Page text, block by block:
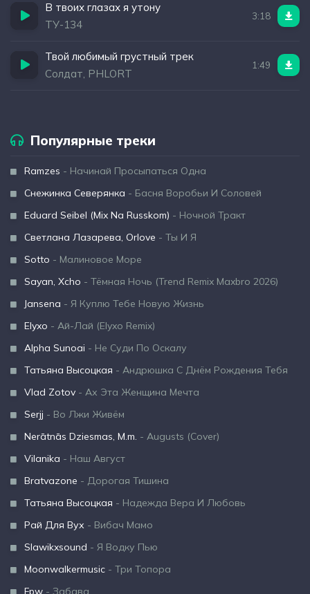
В твоих глазах я утону
ТУ-134
3:18
Твой любимый грустный трек
Солдат, PHLORT
1:49
Популярные треки
Ramzes - Начинай Просыпаться Одна
Снежинка Северянка - Басня Воробьи И Соловей
Eduard Seibel (Mix Na Russkom) - Ночной Тракт
Светлана Лазарева, Orlove - Ты И Я
Sotto - Малиновое Море
Sayan, Xcho - Тёмная Ночь (Trend Remix Maxbro 2026)
Jansena - Я Куплю Тебе Новую Жизнь
Elyxo - Ай-Лай (Elyxo Remix)
Alpha Sunoai - Не Суди По Оскалу
Татьяна Высоцкая - Андрюшка С Днём Рождения Тебя
Vlad Zotov - Ах Эта Женщина Мечта
Serjj - Во Лжи Живём
Nerātnās Dziesmas, M.m. - Augusts (Cover)
Vilanika - Наш Август
Bratvazone - Дорогая Тишина
Татьяна Высоцкая - Надежда Вера И Любовь
Рай Для Вух - Вибач Мамо
Slawikxsound - Я Водку Пью
Moonwalkermusic - Три Топора
Fpw - Забава